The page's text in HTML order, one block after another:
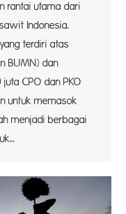
rantai utama dari
Indonesia.
terdiri atas
BUMN) dan
CPO dan PKO
untuk memasok
menjadi berbagai